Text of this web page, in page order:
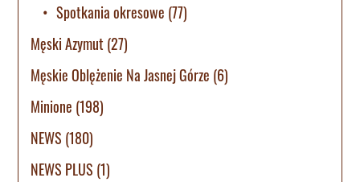
Spotkania okresowe (77)
Męski Azymut (27)
Męskie Oblężenie Na Jasnej Górze (6)
Minione (198)
NEWS (180)
NEWS PLUS (1)